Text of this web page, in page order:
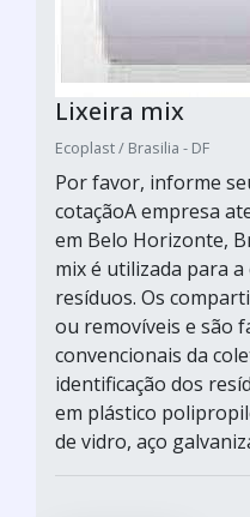
Lixeira mix
Ecoplast / Brasilia - DF
Por favor, informe
cotaçãoA empresa
em Belo Horizonte,
mix é utilizada para
resíduos. Os
ou removíveis e são
convencionais da
identificação dos
em plástico
de vidro, aço